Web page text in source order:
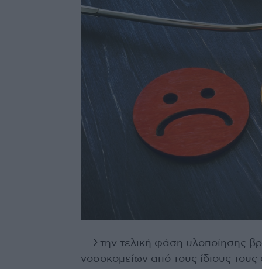
Στην τελική φάση υλοποίησης
νοσοκομείων από τους ίδιους